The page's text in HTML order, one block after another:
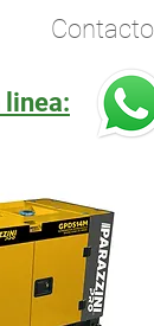
Contacto
linea: